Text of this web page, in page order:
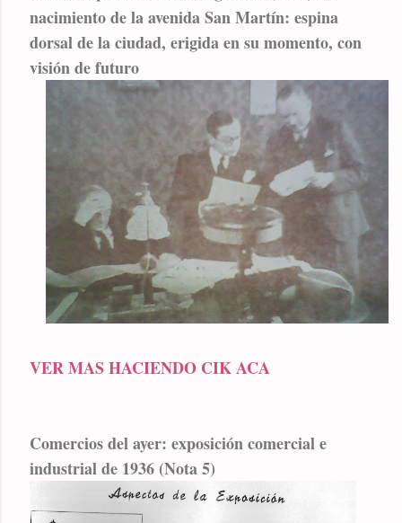
nacimiento de la avenida San Martín: espina
dorsal de la ciudad, erigida en su momento, con
visión de futuro
VER MAS HACIENDO CIK ACA
Comercios del ayer: exposición comercial e
industrial de 1936 (Nota 5)